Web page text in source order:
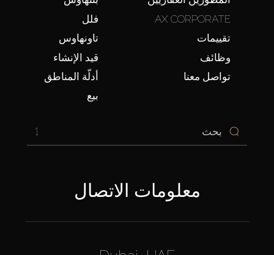
فلل
تاونهاوس
قيد الإنشاء
أدلّة المناطق
بيع
AX CORPORATE
تقييمات
وظائف
تواصل معنا
1
معلومات الاتصال